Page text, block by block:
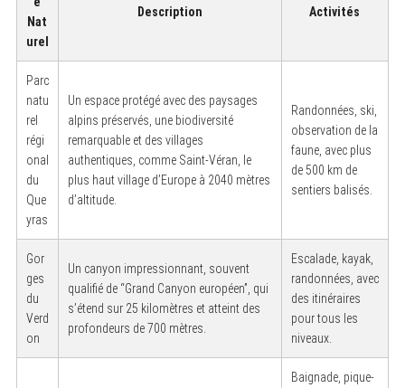
Nat
urel
Description Activités
Parc
natu
rel
régi
onal
du
Que
yras
Un espace protégé avec des paysages
alpins préservés, une biodiversité
remarquable et des villages
authentiques, comme Saint-Véran, le
plus haut village d’Europe à 2040 mètres
d’altitude.
Randonnées, ski,
observation de la
faune, avec plus
de 500 km de
sentiers balisés.
Gor
ges
du
Verd
on
Un canyon impressionnant, souvent
qualifié de “Grand Canyon européen”, qui
s’étend sur 25 kilomètres et atteint des
profondeurs de 700 mètres.
Escalade, kayak,
randonnées, avec
des itinéraires
pour tous les
niveaux.
Baignade, pique-